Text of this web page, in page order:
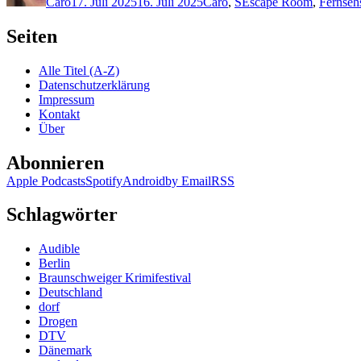
Seiten
Alle Titel (A-Z)
Datenschutzerklärung
Impressum
Kontakt
Über
Abonnieren
Apple PodcastsSpotifyAndroidby EmailRSS
Schlagwörter
Audible
Berlin
Braunschweiger Krimifestival
Deutschland
dorf
Drogen
DTV
Dänemark